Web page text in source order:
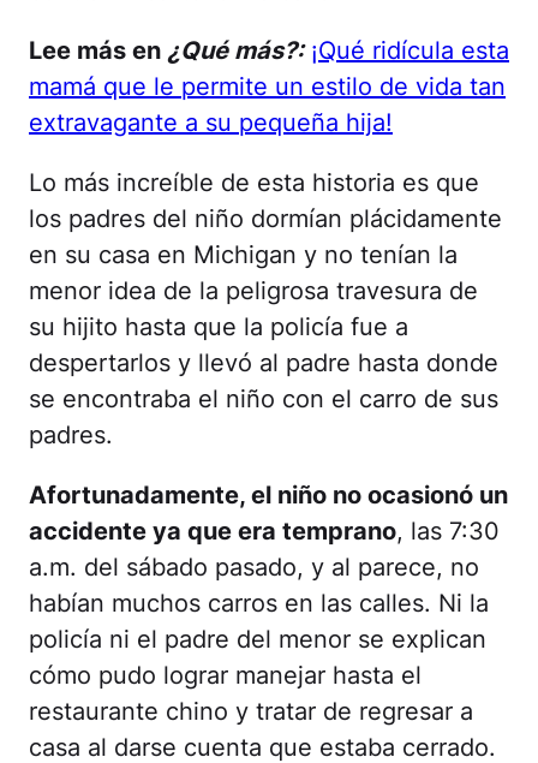
Lee más en ¿Qué más?: ¡Qué ridícula esta
mamá que le permite un estilo de vida tan
extravagante a su pequeña hija!
Lo más increíble de esta historia es que
los padres del niño dormían plácidamente
en su casa en Michigan y no tenían la
menor idea de la peligrosa travesura de
su hijito hasta que la policía fue a
despertarlos y llevó al padre hasta donde
se encontraba el niño con el carro de sus
padres.
Afortunadamente, el niño no ocasionó un
accidente ya que era temprano, las 7:30
a.m. del sábado pasado, y al parece, no
habían muchos carros en las calles. Ni la
policía ni el padre del menor se explican
cómo pudo lograr manejar hasta el
restaurante chino y tratar de regresar a
casa al darse cuenta que estaba cerrado.